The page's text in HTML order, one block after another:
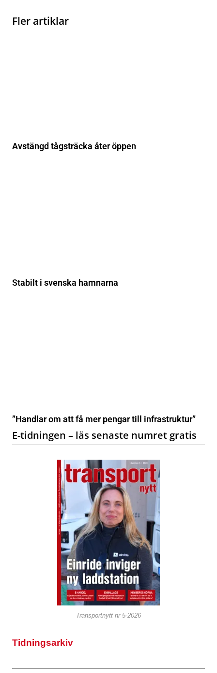
Fler artiklar
Avstängd tågsträcka åter öppen
Stabilt i svenska hamnarna
”Handlar om att få mer pengar till infrastruktur”
E-tidningen – läs senaste numret gratis
Transportnytt nr 5-2026
Tidningsarkiv